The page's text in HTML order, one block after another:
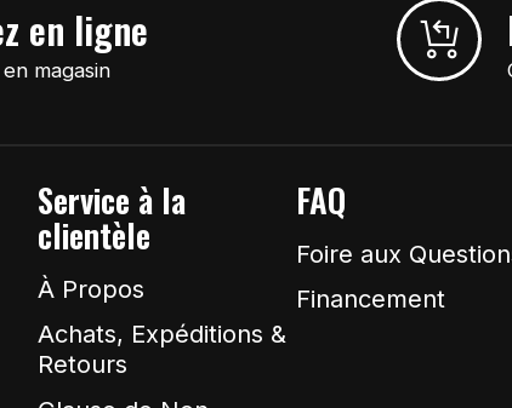
en ligne
magasin
Service à la
clientèle
À Propos
Achats, Expéditions &
Retours
FAQ
Foire aux
Financement